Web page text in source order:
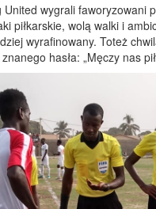
wygrali faworyzowani
piłkarskie, wolą walki i
wyrafinowany. Toteż
hasła: „Męczy nas